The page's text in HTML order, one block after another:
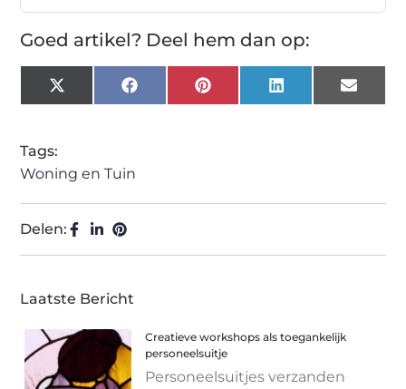
Goed artikel? Deel hem dan op:
X
(Twitter)
FacebookPinterest LinkedIn Email
Tags:
Woning en Tuin
Delen:
Laatste Bericht
Creatieve workshops als toegankelijk
personeelsuitje
Personeelsuitjes verzanden